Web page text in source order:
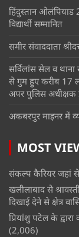
हिंदुस्तान ओलंपियाड
विद्यार्थी सम्मानित
समीर संवाददाता
सर्विलांस सेल व
से गुम हुए करीब 17
अपर पुलिस अधीक्षक
अकबरपुर माइनर में
MOST
संकल्प कैरियर जहां
खलीलाबाद से
दिखाई देने से क्षेत्र
प्रियांशु पटेल के
(2,006)